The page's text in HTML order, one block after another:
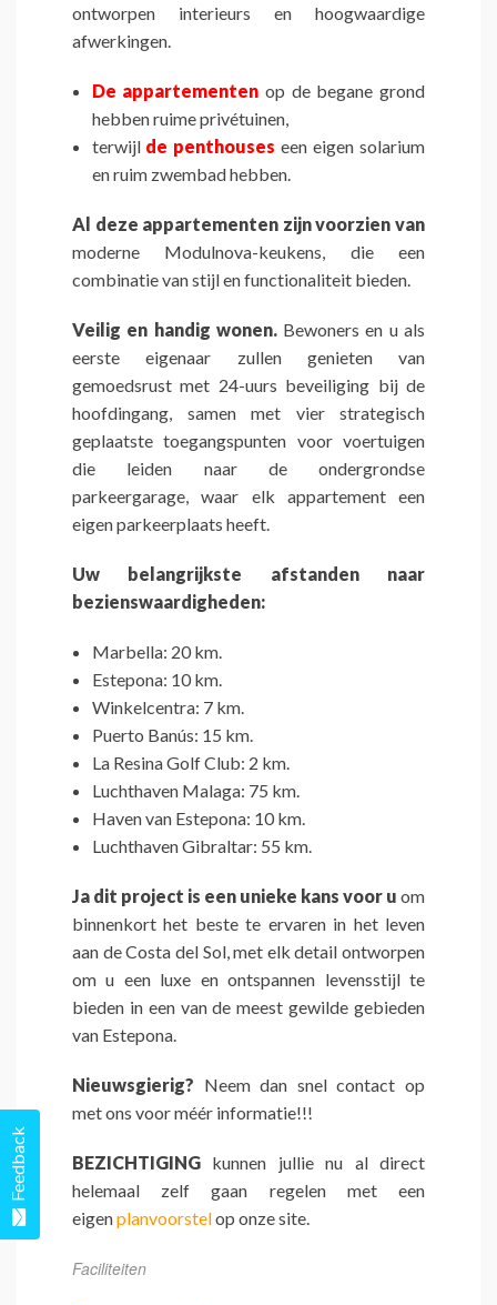
ontworpen interieurs en hoogwaardige
afwerkingen.
De appartementen op de begane grond
hebben ruime privétuinen,
terwijl de penthouses een eigen solarium
en ruim zwembad hebben.
Al deze appartementen zijn voorzien van
moderne Modulnova-keukens, die een
combinatie van stijl en functionaliteit bieden.
Veilig en handig wonen. Bewoners en u als
eerste eigenaar zullen genieten van
gemoedsrust met 24-uurs beveiliging bij de
hoofdingang, samen met vier strategisch
geplaatste toegangspunten voor voertuigen
die leiden naar de ondergrondse
parkeergarage, waar elk appartement een
eigen parkeerplaats heeft.
Uw belangrijkste afstanden naar
bezienswaardigheden:
Marbella: 20 km.
Estepona: 10 km.
Winkelcentra: 7 km.
Puerto Banús: 15 km.
La Resina Golf Club: 2 km.
Luchthaven Malaga: 75 km.
Haven van Estepona: 10 km.
Luchthaven Gibraltar: 55 km.
Ja dit project is een unieke kans voor u om
binnenkort het beste te ervaren in het leven
aan de Costa del Sol, met elk detail ontworpen
om u een luxe en ontspannen levensstijl te
bieden in een van de meest gewilde gebieden
van Estepona.
Nieuwsgierig? Neem dan snel contact op
met ons voor méér informatie!!!
BEZICHTIGING kunnen jullie nu al direct
helemaal zelf gaan regelen met een
eigenplanvoorstelop onze site.
Faciliteiten
Feedback